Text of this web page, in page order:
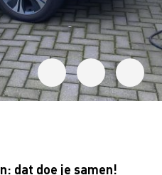
dat doe je samen!